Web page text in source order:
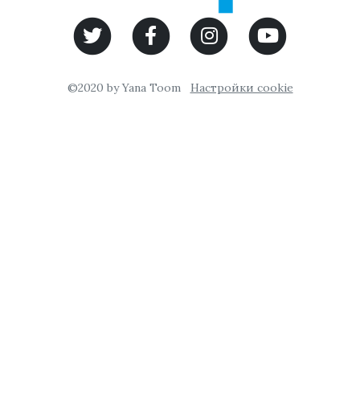
©2020 by Yana Toom Настройки cookie